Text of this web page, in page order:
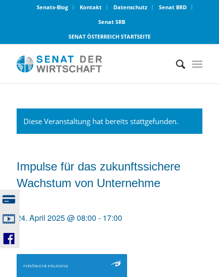
Senats-Blog Kontakt Datenschutz
Senat BRD
Senat SRB
SENAT ÖSTERREICH STARTSEITE
Diese Veranstaltung hat bereits stattgefunden.
Impulse für das zukunftssichere
Wachstum von Unternehme
24. April 2025 @ 08:00 - 17:00